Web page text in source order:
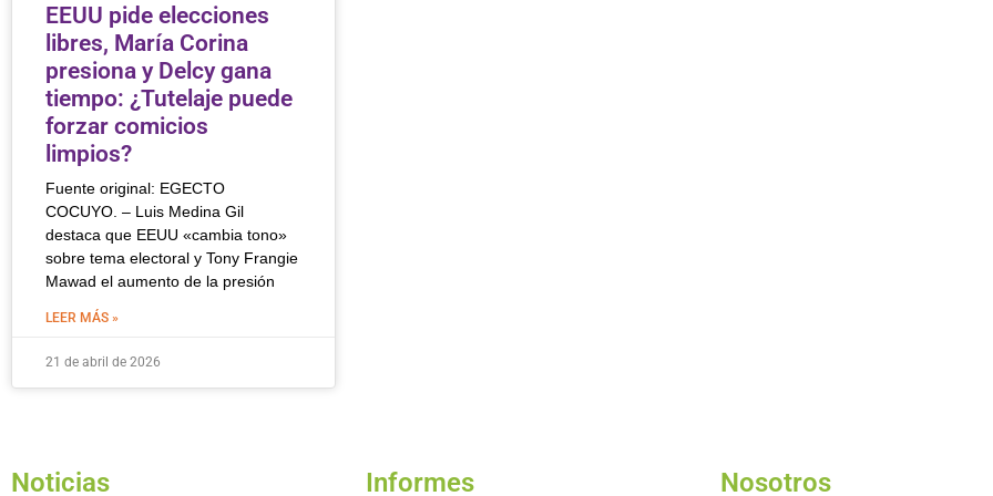
EEUU pide elecciones
libres, María Corina
presiona y Delcy gana
tiempo: ¿Tutelaje puede
forzar comicios
limpios?
Fuente original: EGECTO
COCUYO. – Luis Medina Gil
destaca que EEUU «cambia tono»
sobre tema electoral y Tony Frangie
Mawad el aumento de la presión
LEER MÁS »
21 de abril de 2026
Noticias Informes Nosotros